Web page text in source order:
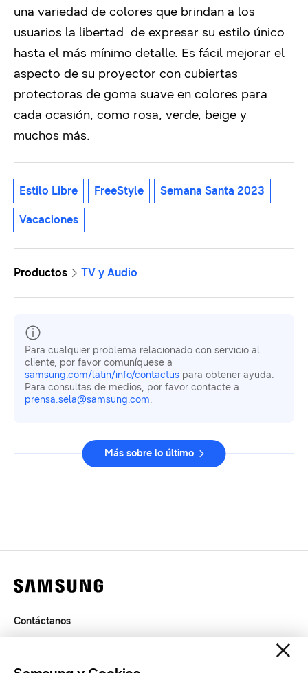
una variedad de colores que brindan a los
usuarios la libertad de expresar su estilo único
hasta el más mínimo detalle. Es fácil mejorar el
aspecto de su proyector con cubiertas
protectoras de goma suave en colores para
cada ocasión, como rosa, verde, beige y
muchos más.
Estilo Libre FreeStyle Semana Santa 2023
Vacaciones
Productos TV y Audio
Para cualquier problema relacionado con servicio al
cliente, por favor comuníquese a
samsung.com/latin/info/contactus para obtener ayuda.
Para consultas de medios, por favor contacte a
prensa.sela@samsung.com.
Más sobre lo último
Contáctanos